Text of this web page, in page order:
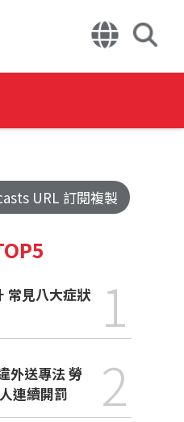
URL 訂閱複製
1
外送專法 勞
連續開罰
2